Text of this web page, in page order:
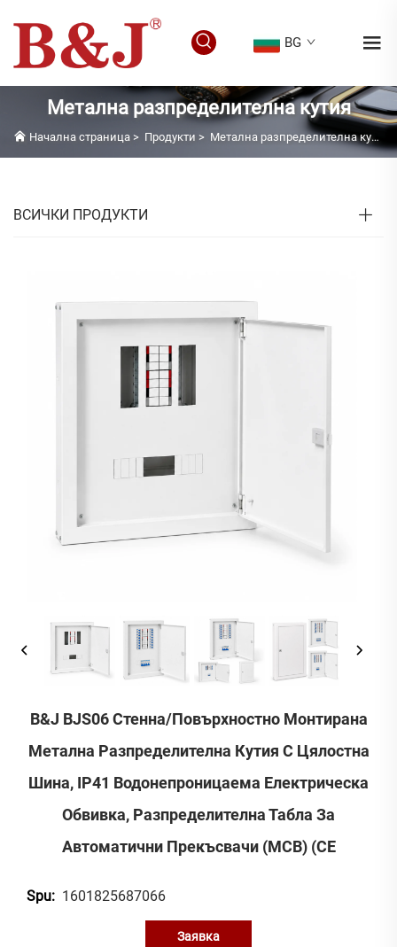
BG
Метална разпределителна кутия
Начална страница > Продукти > Метална разпределителна кутия
ВСИЧКИ ПРОДУКТИ
B&J BJS06 Стенна/повърхностно Монтирана
Метална Разпределителна Кутия С Цялостна
Шина, IP41 Водонепроницаема Електрическа
Обвивка, Разпределителна Табла За
Автоматични Прекъсвачи (MCB) (CE
Spu: 1601825687066
Заявка